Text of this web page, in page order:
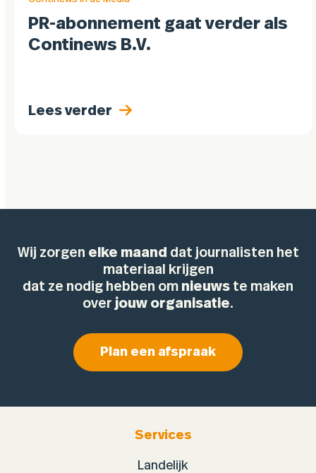
PR-abonnement gaat verder als
Continews B.V.
Lees verder
Wij zorgen elke maand dat journalisten het
materiaal krijgen
dat ze nodig hebben om nieuws te maken
over jouw organisatie.
Plan een afspraak
Services
Landelijk